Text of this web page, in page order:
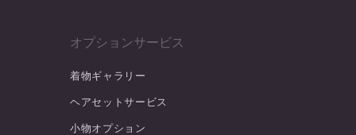
オプションサービス
着物ギャラリー
ヘアセットサービス
小物オプション